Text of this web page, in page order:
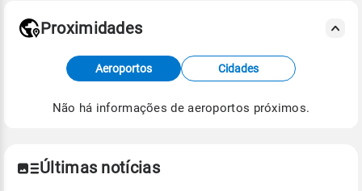
Fonte: dados combinados de estações
meteorológicas e satélite do Centro de Previsão
de Tempo e Estudos Climáticos (CPTEC).
Proximidades
Aeroportos Cidades
Não há informações de aeroportos próximos.
Últimas notícias